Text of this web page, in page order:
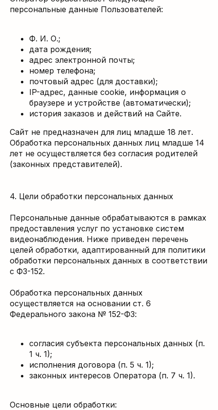
персональные данные Пользователей:
Ф. И. О.;
дата рождения;
адрес электронной почты;
номер телефона;
почтовый адрес (для доставки);
IP-адрес, данные cookie, информация о
браузере и устройстве (автоматически);
история заказов и действий на Сайте.
Сайт не предназначен для лиц младше 18 лет.
Обработка персональных данных лиц младше 14
лет не осуществляется без согласия родителей
(законных представителей).
4. Цели обработки персональных данных
Персональные данные обрабатываются в рамках
предоставления услуг по установке систем
видеонаблюдения. Ниже приведен перечень
целей обработки, адаптированный для политики
обработки персональных данных в соответствии
с ФЗ-152.
Обработка персональных данных
осуществляется на основании ст. 6
Федерального закона № 152-ФЗ:
согласия субъекта персональных данных (п.
1 ч. 1);
исполнения договора (п. 5 ч. 1);
законных интересов Оператора (п. 7 ч. 1).
Основные цели обработки: